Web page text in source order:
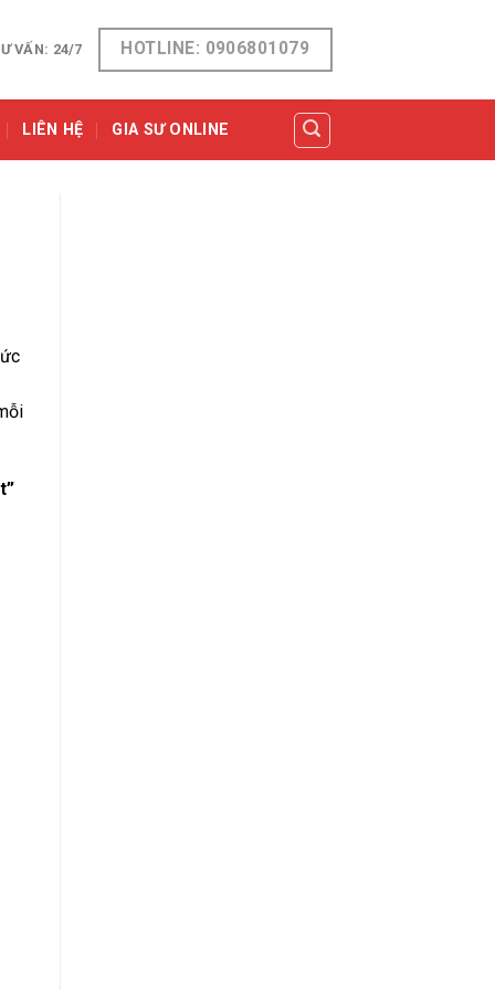
VẤN: 24/7 HOTLINE: 0906801079
LIÊN HỆ GIA SƯ ONLINE